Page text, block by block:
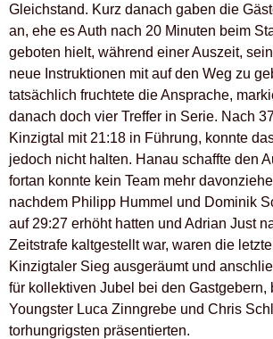
Gleichstand. Kurz danach gaben die
an, ehe es Auth nach 20 Minuten beim
geboten hielt, während einer Auszeit,
neue Instruktionen mit auf den Weg zu
tatsächlich fruchtete die Ansprache,
danach doch vier Treffer in Serie. Nach
Kinzigtal mit 21:18 in Führung, konnte
jedoch nicht halten. Hanau schaffte den
fortan konnte kein Team mehr
nachdem Philipp Hummel und Dominik
auf 29:27 erhöht hatten und Adrian Just
Zeitstrafe kaltgestellt war, waren die
Kinzigtaler Sieg ausgeräumt und
für kollektiven Jubel bei den Gastgebern,
Youngster Luca Zinngrebe und Chris
torhungrigsten präsentierten.